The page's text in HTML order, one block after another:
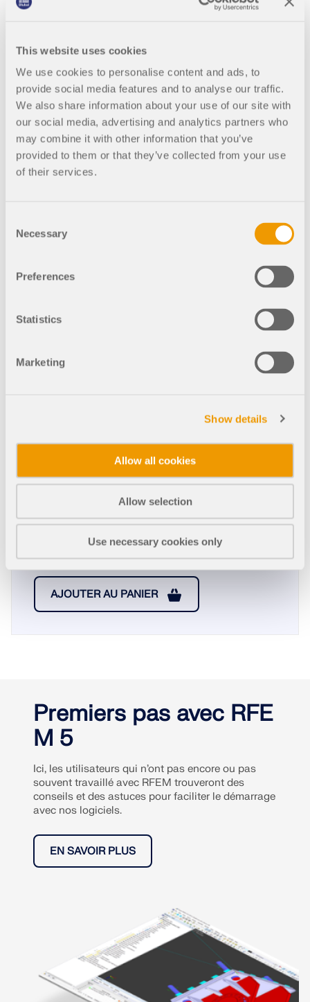
This website uses cookies
We use cookies to personalise content and ads, to
provide social media features and to analyse our traffic.
We also share information about your use of our site with
our social media, advertising and analytics partners who
may combine it with other information that you’ve
provided to them or that they’ve collected from your use
of their services.
Selection
Necessary
Preferences
Statistics
Marketing
Show details
Allow all cookies
Allow selection
Use necessary cookies only
Famille de produits RSTAB 8
ACCÉDER À LA BOUTIQUE EN LIGNE
Quantité
1 230,00 USD
Montant total
1 230,00 USD
AJOUTER AU PANIER
Premiers pas avec RFE
M 5
Ici, les utilisateurs qui n’ont pas encore ou pas
souvent travaillé avec RFEM trouveront des
conseils et des astuces pour faciliter le démarrage
avec nos logiciels.
EN SAVOIR PLUS